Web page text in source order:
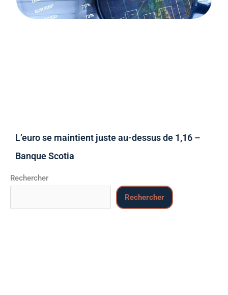
L’euro se maintient juste au-dessus de 1,16 –
Banque Scotia
Rechercher
Rechercher